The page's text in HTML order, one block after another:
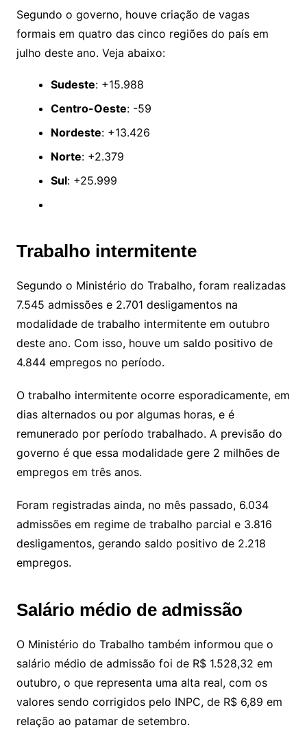
Segundo o governo, houve criação de vagas
formais em quatro das cinco regiões do país em
julho deste ano. Veja abaixo:
Sudeste: +15.988
Centro-Oeste: -59
Nordeste: +13.426
Norte: +2.379
Sul: +25.999
Trabalho intermitente
Segundo o Ministério do Trabalho, foram realizadas
7.545 admissões e 2.701 desligamentos na
modalidade de trabalho intermitente em outubro
deste ano. Com isso, houve um saldo positivo de
4.844 empregos no período.
O trabalho intermitente ocorre esporadicamente, em
dias alternados ou por algumas horas, e é
remunerado por período trabalhado. A previsão do
governo é que essa modalidade gere 2 milhões de
empregos em três anos.
Foram registradas ainda, no mês passado, 6.034
admissões em regime de trabalho parcial e 3.816
desligamentos, gerando saldo positivo de 2.218
empregos.
Salário médio de admissão
O Ministério do Trabalho também informou que o
salário médio de admissão foi de R$ 1.528,32 em
outubro, o que representa uma alta real, com os
valores sendo corrigidos pelo INPC, de R$ 6,89 em
relação ao patamar de setembro.